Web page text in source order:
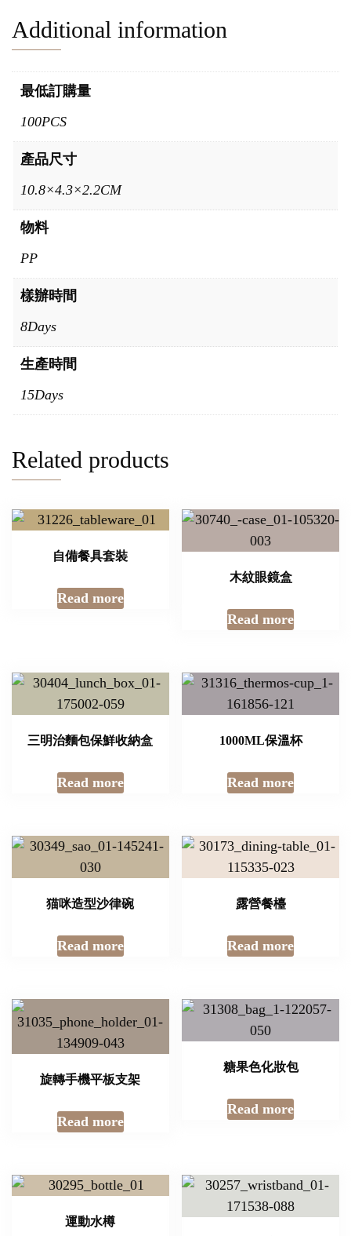
Additional information
最低訂購量
100PCS
產品尺寸
10.8×4.3×2.2CM
物料
PP
樣辦時間
8Days
生產時間
15Days
Related products
自備餐具套裝
Read more
木紋眼鏡盒
Read more
三明治麵包保鮮收納盒
Read more
1000ML保溫杯
Read more
猫咪造型沙律碗
Read more
露營餐檯
Read more
旋轉手機平板支架
Read more
糖果色化妝包
Read more
運動水樽